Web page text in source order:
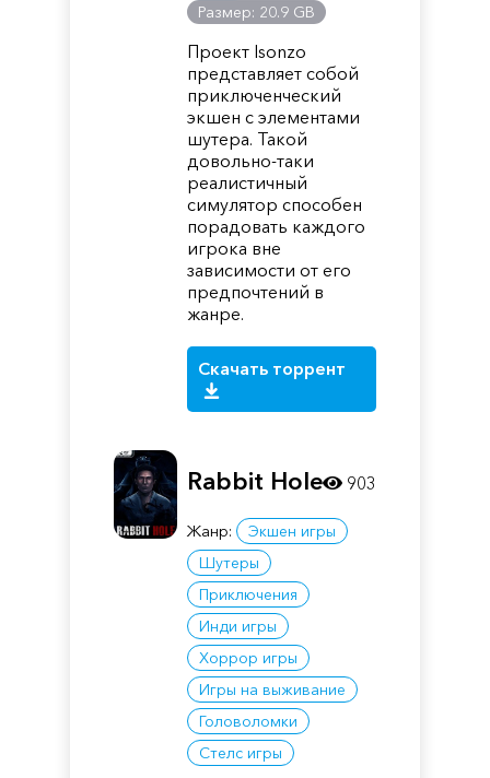
Размер: 20.9 GB
Проект Isonzo
представляет собой
приключенческий
экшен с элементами
шутера. Такой
довольно-таки
реалистичный
симулятор способен
порадовать каждого
игрока вне
зависимости от его
предпочтений в
жанре.
Скачать торрент
Rabbit Hole
Жанр:
Экшен игры
Шутеры
Приключения
Инди игры
Хоррор игры
Игры на выживание
Головоломки
Стелс игры
903